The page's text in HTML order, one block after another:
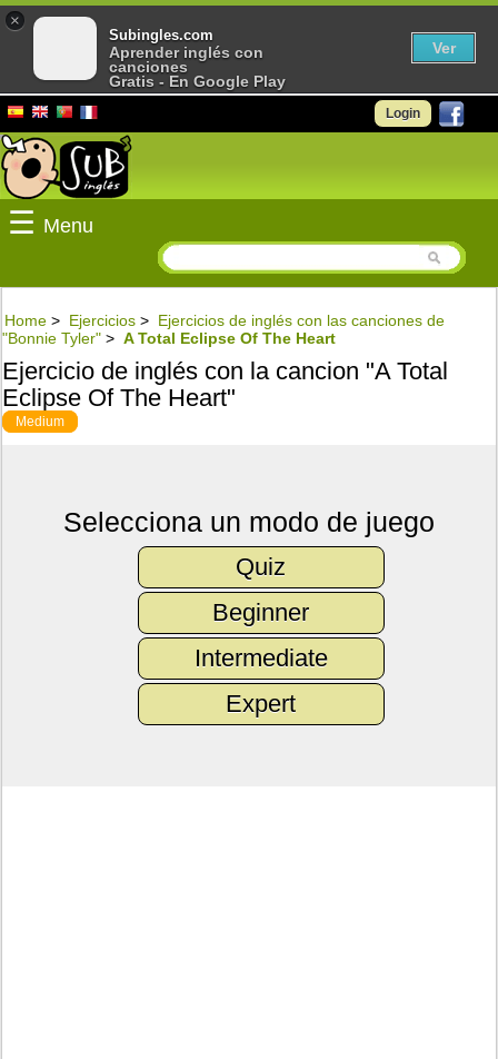
Login
☰ Menu
Home > Ejercicios > Ejercicios de inglés con las canciones de
"Bonnie Tyler" > A Total Eclipse Of The Heart
Ejercicio de inglés con la cancion "A Total
Eclipse Of The Heart"
Medium
Selecciona un modo de juego
Quiz
Beginner
Intermediate
Expert
×
Subingles.com
Aprender inglés con
canciones
Gratis - En Google Play
Ver